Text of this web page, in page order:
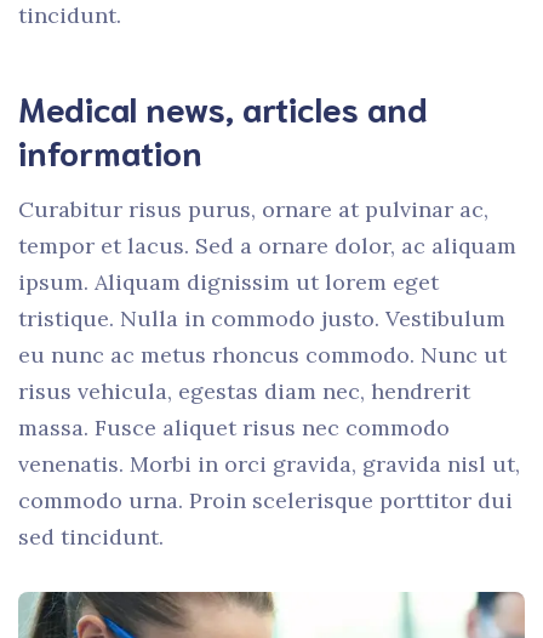
tincidunt.
Medical news, articles and
information
Curabitur risus purus, ornare at pulvinar ac,
tempor et lacus. Sed a ornare dolor, ac aliquam
ipsum. Aliquam dignissim ut lorem eget
tristique. Nulla in commodo justo. Vestibulum
eu nunc ac metus rhoncus commodo. Nunc ut
risus vehicula, egestas diam nec, hendrerit
massa. Fusce aliquet risus nec commodo
venenatis. Morbi in orci gravida, gravida nisl ut,
commodo urna. Proin scelerisque porttitor dui
sed tincidunt.